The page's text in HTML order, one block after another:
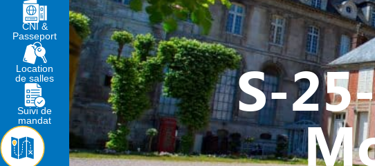
S-
CNI &
Passeport
Location
de salles
Suivi de
mandat